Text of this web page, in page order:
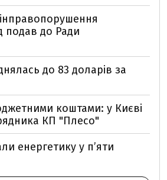
подав до Ради
до 83 доларів за
коштами: у Києві
КП "Плесо"
енергетику у пʼяти